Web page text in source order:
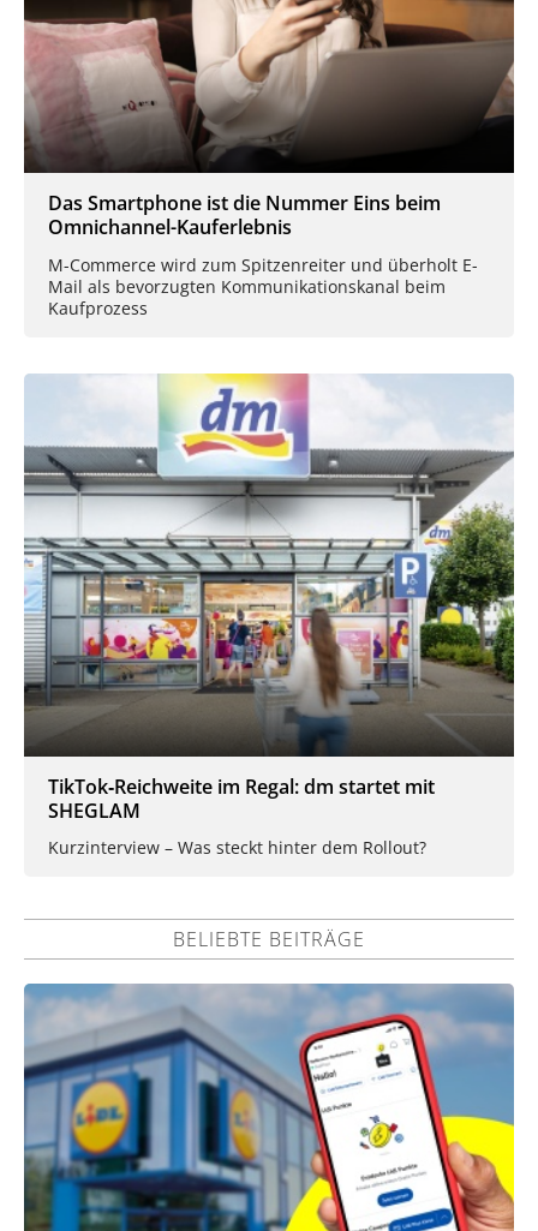
Das Smartphone ist die Nummer Eins beim
Omnichannel-Kauferlebnis
M-Commerce wird zum Spitzenreiter und überholt E-
Mail als bevorzugten Kommunikationskanal beim
Kaufprozess
TikTok‑Reichweite im Regal: dm startet mit
SHEGLAM
Kurzinterview – Was steckt hinter dem Rollout?
BELIEBTE BEITRÄGE